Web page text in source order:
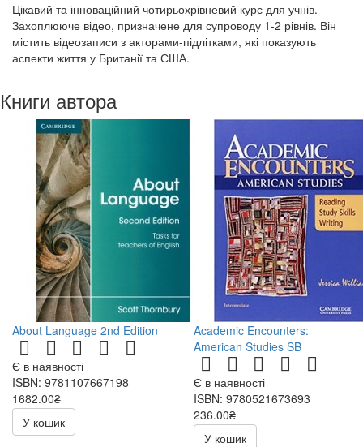
Цікавий та інноваційний чотирьохрівневий курс для учнів.
Захоплююче відео, призначене для супроводу 1-2 рівнів. Він
містить відеозаписи з акторами-підлітками, які показують
аспекти життя у Британії та США.
Книги автора
About Language 2nd Edition
Є в наявності
ISBN: 9781107667198
1682.00₴
У кошик
Academic Encounters:
American Studies SB
Є в наявності
ISBN: 9780521673693
236.00₴
472.00₴
У кошик